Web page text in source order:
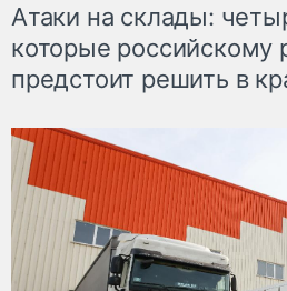
Атаки на склады:
которые российскому
предстоит решить в